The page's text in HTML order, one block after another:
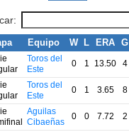
Equipo W L ERA G
Toros del
Este
0 1 13.50 4
Toros del
Este
0 1 3.65 8
Aguilas
Cibaeñas
0 0 7.72 2